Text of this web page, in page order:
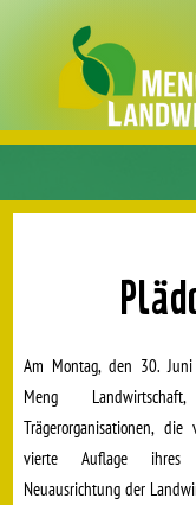
Am Montag, den 30.
Meng
Trägerorganisationen,
vierte Auflage
Neuausrichtung der